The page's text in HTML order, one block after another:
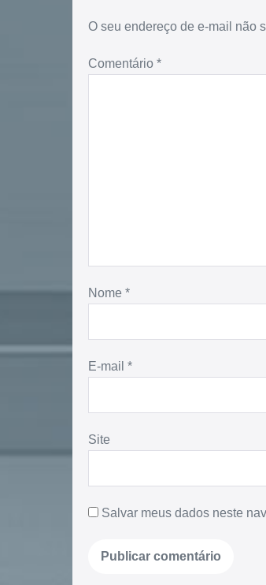
O seu endereço de e-mail não
Comentário *
Nome *
E-mail *
Site
Salvar meus dados neste